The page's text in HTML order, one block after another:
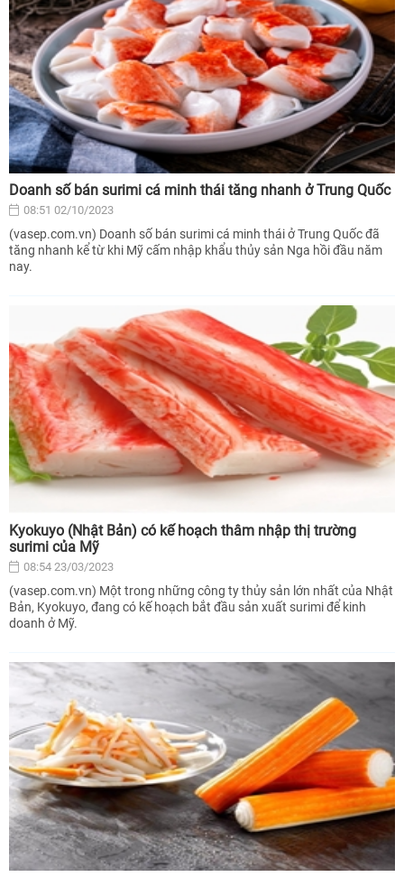
Doanh số bán surimi cá minh thái tăng nhanh ở Trung Quốc
08:51 02/10/2023
(vasep.com.vn) Doanh số bán surimi cá minh thái ở Trung Quốc đã
tăng nhanh kể từ khi Mỹ cấm nhập khẩu thủy sản Nga hồi đầu năm
nay.
Kyokuyo (Nhật Bản) có kế hoạch thâm nhập thị trường
surimi của Mỹ
08:54 23/03/2023
(vasep.com.vn) Một trong những công ty thủy sản lớn nhất của Nhật
Bản, Kyokuyo, đang có kế hoạch bắt đầu sản xuất surimi để kinh
doanh ở Mỹ.